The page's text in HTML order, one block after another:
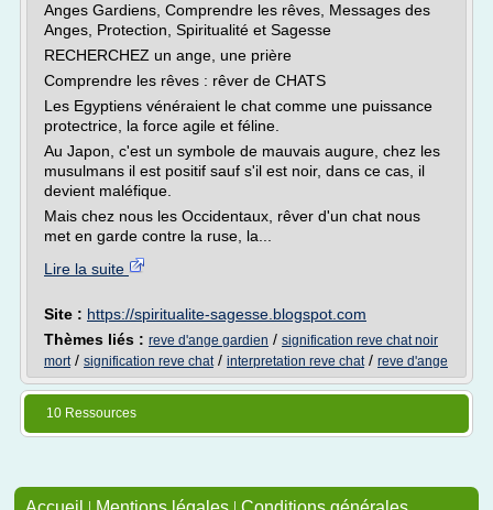
Anges Gardiens, Comprendre les rêves, Messages des
Anges, Protection, Spiritualité et Sagesse
RECHERCHEZ un ange, une prière
Comprendre les rêves : rêver de CHATS
Les Egyptiens vénéraient le chat comme une puissance
protectrice, la force agile et féline.
Au Japon, c'est un symbole de mauvais augure, chez les
musulmans il est positif sauf s'il est noir, dans ce cas, il
devient maléfique.
Mais chez nous les Occidentaux, rêver d'un chat nous
met en garde contre la ruse, la...
Lire la suite
Site : https://spiritualite-sagesse.blogspot.com
Thèmes liés : reve d'ange gardien / signification reve chat noir
mort/ signification reve chat/ interpretation reve chat/ reve d'ange
10 Ressources